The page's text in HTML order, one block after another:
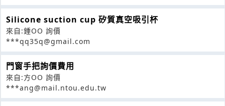
Silicone suction cup 矽質真空吸引杯
來自:鍾OO 詢價
***qq35q@gmail.com
門窗手把詢價費用
來自:方OO 詢價
***ang@mail.ntou.edu.tw